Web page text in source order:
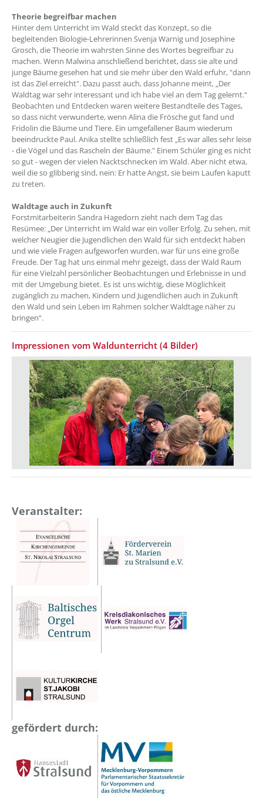
Theorie begreifbar machen
Hinter dem Unterricht im Wald steckt das Konzept, so die
begleitenden Biologie-Lehrerinnen Svenja Warnig und Josephine
Grosch, die Theorie im wahrsten Sinne des Wortes begreifbar zu
machen. Wenn Malwina anschließend berichtet, dass sie alte und
junge Bäume gesehen hat und sie mehr über den Wald erfuhr, "dann
ist das Ziel erreicht". Dazu passt auch, dass Johanne meint, „Der
Waldtag war sehr interessant und ich habe viel an dem Tag gelernt.“
Beobachten und Entdecken waren weitere Bestandteile des Tages,
so dass nicht verwunderte, wenn Alina die Frösche gut fand und
Fridolin die Bäume und Tiere. Ein umgefallener Baum wiederum
beeindruckte Paul. Anika stellte schließlich fest „Es war alles sehr leise
- die Vögel und das Rascheln der Bäume." Einem Schüler ging es nicht
so gut - wegen der vielen Nacktschnecken im Wald. Aber nicht etwa,
weil die so glibberig sind, nein: Er hatte Angst, sie beim Laufen kaputt
zu treten.
Waldtage auch in Zukunft
Forstmitarbeiterin Sandra Hagedorn zieht nach dem Tag das
Resümee: „Der Unterricht im Wald war ein voller Erfolg. Zu sehen, mit
welcher Neugier die Jugendlichen den Wald für sich entdeckt haben
und wie viele Fragen aufgeworfen wurden, war für uns eine große
Freude. Der Tag hat uns einmal mehr gezeigt, dass der Wald Raum
für eine Vielzahl persönlicher Beobachtungen und Erlebnisse in und
mit der Umgebung bietet. Es ist uns wichtig, diese Möglichkeit
zugänglich zu machen, Kindern und Jugendlichen auch in Zukunft
den Wald und sein Leben im Rahmen solcher Waldtage näher zu
bringen“.
Impressionen vom Waldunterricht (4 Bilder)
Veranstalter:
gefördert durch: